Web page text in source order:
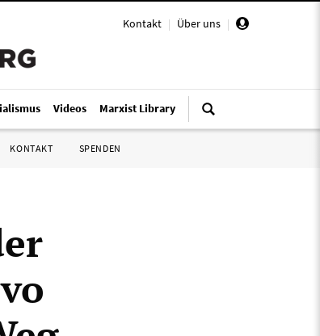
Kontakt | Über uns |
Videos Marxist Library
KONTAKT SPENDEN